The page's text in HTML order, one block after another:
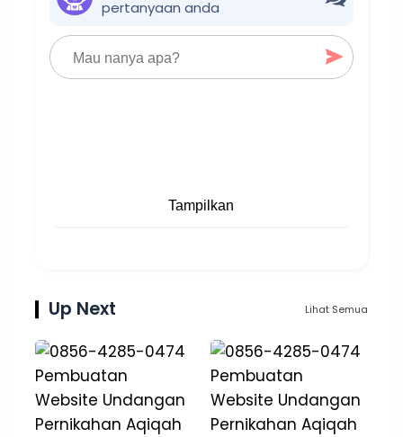
pertanyaan anda
Tampilkan
Up Next Lihat Semua